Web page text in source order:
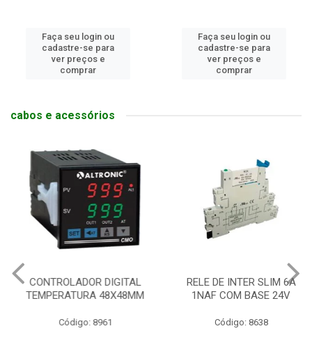
Faça seu login ou
cadastre-se para
ver preços e
comprar
Faça seu login ou
cadastre-se para
ver preços e
comprar
cabos e acessórios
CONTROLADOR DIGITAL
TEMPERATURA 48X48MM
Código: 8961
RELE DE INTER SLIM 6A
1NAF COM BASE 24V
Código: 8638